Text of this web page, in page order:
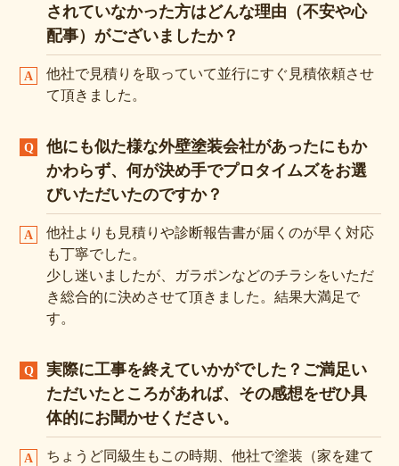
されていなかった方はどんな理由（不安や心
配事）がございましたか？
他社で見積りを取っていて並行にすぐ見積依頼させ
て頂きました。
他にも似た様な外壁塗装会社があったにもか
かわらず、何が決め手でプロタイムズをお選
びいただいたのですか？
他社よりも見積りや診断報告書が届くのが早く対応
も丁寧でした。
少し迷いましたが、ガラポンなどのチラシをいただ
き総合的に決めさせて頂きました。結果大満足で
す。
実際に工事を終えていかがでした？ご満足い
ただいたところがあれば、その感想をぜひ具
体的にお聞かせください。
ちょうど同級生もこの時期、他社で塗装（家を建て